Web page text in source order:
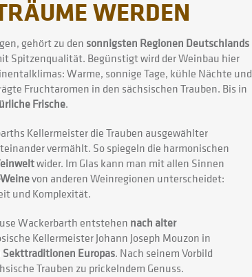
WERDEN
gehört zu den sonnigsten Regionen Deutschlands
Spitzenqualität. Begünstigt wird der Weinbau hier
Warme, sonnige Tage, kühle Nächte und
Fruchtaromen in den sächsischen Trauben. Bis in
Frische.
Kellermeister die Trauben ausgewählter
vermählt. So spiegeln die harmonischen
wider. Im Glas kann man mit allen Sinnen
von anderen Weinregionen unterscheidet:
und Komplexität.
Wackerbarth entstehen nach alter
Kellermeister Johann Joseph Mouzon in
Europas. Nach seinem Vorbild
Trauben zu prickelndem Genuss.